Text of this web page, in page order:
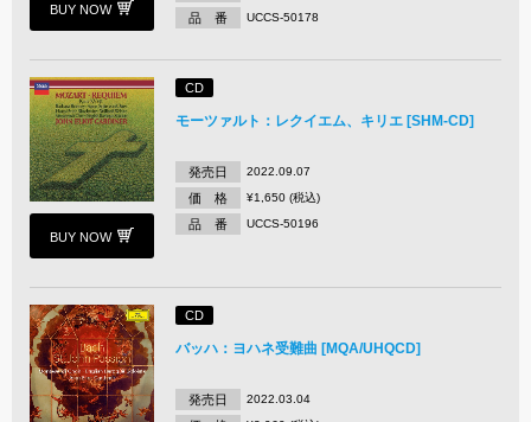
BUY NOW
品 番 UCCS-50178
BUY NOW
CD
モーツァルト：レクイエム、キリエ [SHM-CD]
発売日 2022.09.07
価 格 ¥1,650 (税込)
品 番 UCCS-50196
CD
バッハ：ヨハネ受難曲 [MQA/UHQCD]
発売日 2022.03.04